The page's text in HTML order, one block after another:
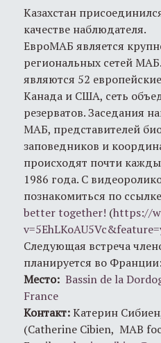
Казахстан
качестве наблюдателя.
ЕвроМАБ является
региональных сетей
являются 52
Канада и США, сеть
резерватов. Заседания
МАБ, представителей
заповедников и
происходят почти
1986 года. С
познакомиться по ссылке
better together! (https://
Следующая встреча
планируется во Франции:
Место: Bassin de la
France
Контакт:Катерин
(Catherine Cibien, MAB